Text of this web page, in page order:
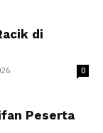
di
0
Peserta